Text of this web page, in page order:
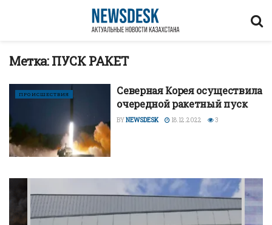
Метка:ПУСК РАКЕТ
ПРОИСШЕСТВИЯ
Северная Корея осуществила
очередной ракетный пуск
BYNEWSDESK 18.12.2022 3